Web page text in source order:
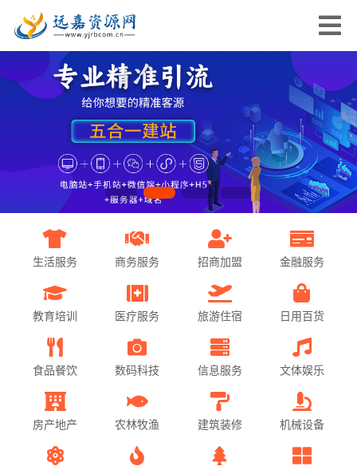
生活服务 商务服务 招商加盟 金融服务
教育培训 医疗服务 旅游住宿 日用百货
食品餐饮 数码科技 信息服务 文体娱乐
房产地产 农林牧渔 建筑装修 机械设备